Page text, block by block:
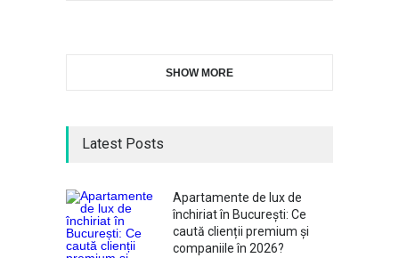
SHOW MORE
Latest Posts
Apartamente de lux de
închiriat în București: Ce
caută clienții premium și
companiile în 2026?